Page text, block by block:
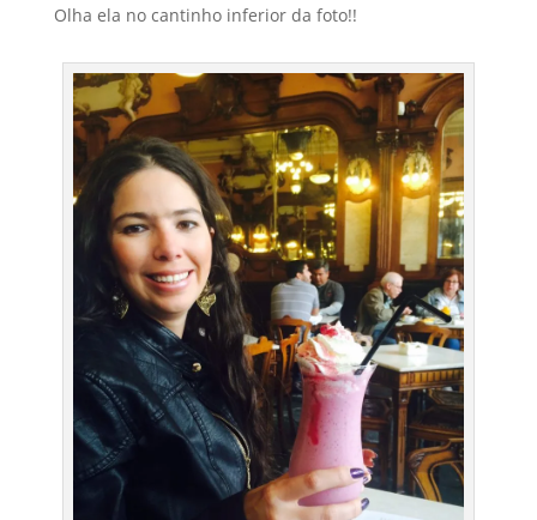
Olha ela no cantinho inferior da foto!!